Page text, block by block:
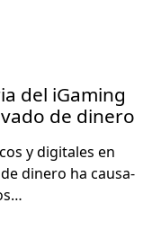
del iGaming
de dinero
y dig­i­tales en
dinero ha cau­sa­